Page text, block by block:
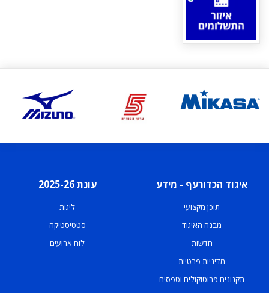
איגוד הכדורעף - מידע
תוכן מקצועי
מבנה האיגוד
חדשות
מדיניות פרטיות
תקנונים פרוטוקולים וטפסים
עונת 2025-26
ליגות
סטטיסטיקה
לוח ארועים